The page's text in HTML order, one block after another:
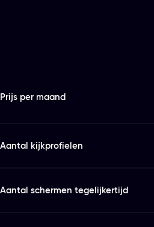
Prijs per maand
Aantal kijkprofielen
Aantal schermen tegelijkertijd